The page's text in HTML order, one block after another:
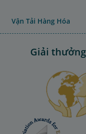
Vận Tải Hàng Hóa
Giải